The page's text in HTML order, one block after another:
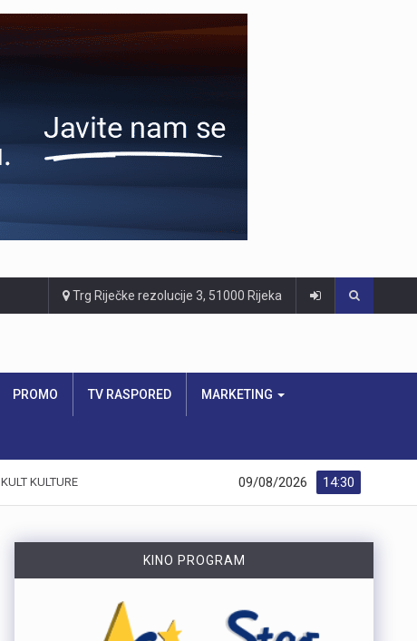
Trg Riječke rezolucije 3, 51000 Rijeka
PROMO TV RASPORED MARKETING
KULT KULTURE 14:30
09/08/2026
KINO PROGRAM